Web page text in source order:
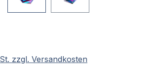
zzgl. Versandkosten